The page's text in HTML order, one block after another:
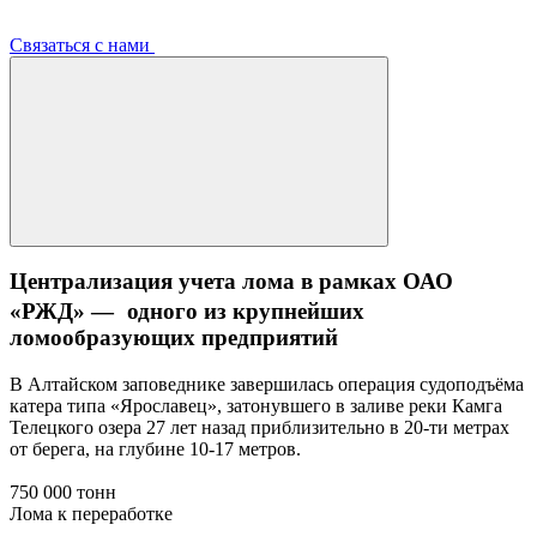
Связаться с нами
Централизация учета лома в рамках ОАО
«РЖД» — одного из крупнейших
ломообразующих предприятий
В Алтайском заповеднике завершилась операция судоподъёма
катера типа «Ярославец», затонувшего в заливе реки Камга
Телецкого озера 27 лет назад приблизительно в 20-ти метрах
от берега, на глубине 10-17 метров.
750 000 тонн
Лома к переработке